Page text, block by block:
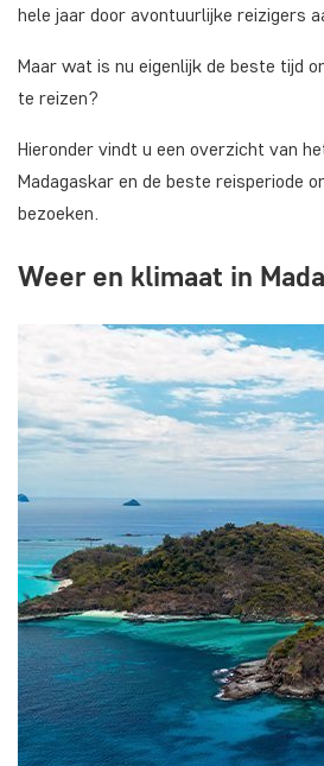
hele jaar door avontuurlijke reizigers
Maar wat is nu eigenlijk de beste tijd
te reizen?
Hieronder vindt u een overzicht van
Madagaskar en de beste reisperiode
bezoeken.
Weer en klimaat in